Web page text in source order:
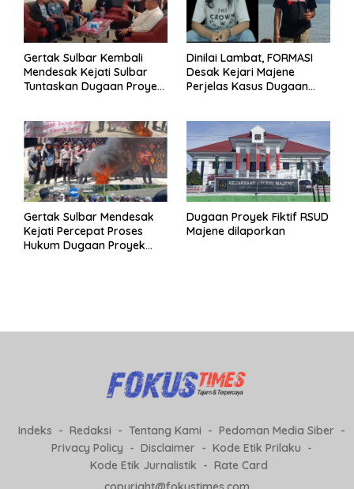
Gertak Sulbar Kembali
Mendesak Kejati Sulbar
Tuntaskan Dugaan Proyek
Dinilai Lambat, FORMASI
Desak Kejari Majene
Perjelas Kasus Dugaan
Gertak Sulbar Mendesak
Kejati Percepat Proses
Hukum Dugaan Proyek
Dugaan Proyek Fiktif RSUD
Majene dilaporkan
Indeks Redaksi Tentang Kami
Pedoman Media Siber
Privacy Policy
Disclaimer
Kode Etik Prilaku
Kode Etik Jurnalistik
Rate Card